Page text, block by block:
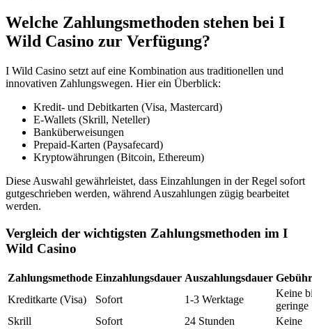
Welche Zahlungsmethoden stehen bei I
Wild Casino zur Verfügung?
I Wild Casino setzt auf eine Kombination aus traditionellen und
innovativen Zahlungswegen. Hier ein Überblick:
Kredit- und Debitkarten (Visa, Mastercard)
E-Wallets (Skrill, Neteller)
Banküberweisungen
Prepaid-Karten (Paysafecard)
Kryptowährungen (Bitcoin, Ethereum)
Diese Auswahl gewährleistet, dass Einzahlungen in der Regel sofort
gutgeschrieben werden, während Auszahlungen zügig bearbeitet
werden.
Vergleich der wichtigsten Zahlungsmethoden im I
Wild Casino
Zahlungsmethode Einzahlungsdauer Auszahlungsdauer
Kreditkarte (Visa)
Sofort 1-3 Werktage
Keine
geringe
Skrill
Sofort 24 Stunden
Keine